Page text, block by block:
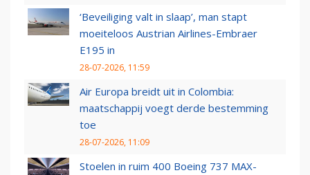
‘Beveiliging valt in slaap’, man stapt
moeiteloos Austrian Airlines-Embraer
E195 in
28-07-2026, 11:59
Air Europa breidt uit in Colombia:
maatschappij voegt derde bestemming
toe
28-07-2026, 11:09
Stoelen in ruim 400 Boeing 737 MAX-